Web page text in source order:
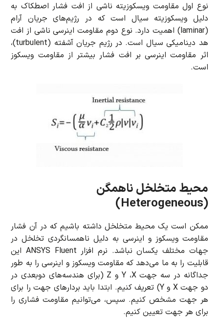
نوع اول مقاومت ویسکوزیته ناشی از افت فشار اصطکاک به
دلیل ویسکوزیته سیال است که در رژیم‌های جریان آرام
(laminar) اهمیت دارد. نوع دوم مقاومت اینرسی ناشی از افت
هد دینامیکی سیال است. در رژیم جریان آشفته (turbulent)،
اثر مقاومت اینرسی بر افت فشار بیشتر از مقاومت ویسکوز
است.
محیط متخلخل ناهمگن
(Heterogeneous)
ممکن است یک محیط متخلخل داشته باشیم که در آن فشار
مقاومت ویسکوز و اینرسی به دلیل ناهمسانگردی تخلخل در
جهات مختلف یکسان نباشد. نرم افزار ANSYS Fluent این
قابلیت را به ما می‌دهد که مقاومت ویسکوز و اینرسی را به طور
جداگانه در سه جهت Y ،X و Z (برای هندسه‌های دوبعدی در
دو جهت X و Y) تعریف کنیم. ابتدا باید بردارهای جهت را برای
هر جهت مشخص کنیم. سپس، می‌توانیم مقاومت فشاری را
برای هر جهت تعیین کنیم.